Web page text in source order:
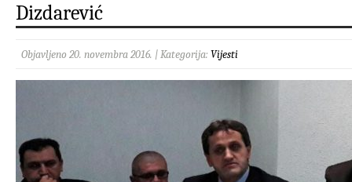
Dizdarević
Objavljeno 20. novembra 2016. | Kategorija: Vijesti